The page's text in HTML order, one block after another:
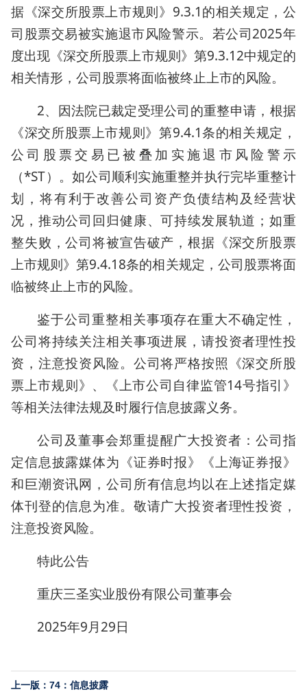
据《深交所股票上市规则》9.3.1的相关规定，公
司股票交易被实施退市风险警示。若公司2025年
度出现《深交所股票上市规则》第9.3.12中规定的
相关情形，公司股票将面临被终止上市的风险。
2、因法院已裁定受理公司的重整申请，根据
《深交所股票上市规则》第9.4.1条的相关规定，
公司股票交易已被叠加实施退市风险警示
（*ST）。如公司顺利实施重整并执行完毕重整计
划，将有利于改善公司资产负债结构及经营状
况，推动公司回归健康、可持续发展轨道；如重
整失败，公司将被宣告破产，根据《深交所股票
上市规则》第9.4.18条的相关规定，公司股票将面
临被终止上市的风险。
鉴于公司重整相关事项存在重大不确定性，
公司将持续关注相关事项进展，请投资者理性投
资，注意投资风险。公司将严格按照《深交所股
票上市规则》、《上市公司自律监管14号指引》
等相关法律法规及时履行信息披露义务。
公司及董事会郑重提醒广大投资者：公司指
定信息披露媒体为《证券时报》《上海证券报》
和巨潮资讯网，公司所有信息均以在上述指定媒
体刊登的信息为准。敬请广大投资者理性投资，
注意投资风险。
特此公告
重庆三圣实业股份有限公司董事会
2025年9月29日
上一版：74：信息披露